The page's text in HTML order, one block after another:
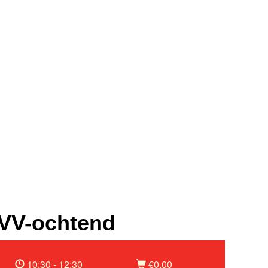
ochtend
10:30 - 12:30 €0,00